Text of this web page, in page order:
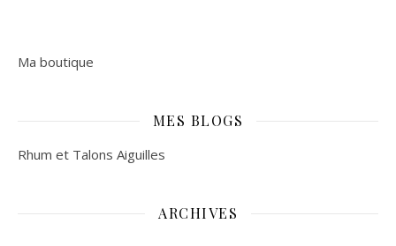
Ma boutique
MES BLOGS
Rhum et Talons Aiguilles
ARCHIVES